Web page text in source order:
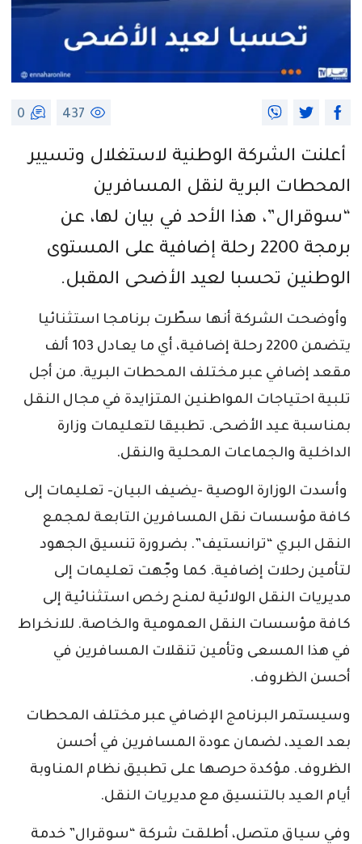
437
0
أعلنت الشركة الوطنية لاستغلال وتسيير
المحطات البرية لنقل المسافرين
“سوقرال”، هذا الأحد في بيان لها، عن
برمجة 2200 رحلة إضافية على المستوى
الوطنين تحسبا لعيد الأضحى المقبل.
وأوضحت الشركة أنها سطّرت برنامجا استثنائيا
يتضمن 2200 رحلة إضافية، أي ما يعادل 103 ألف
مقعد إضافي عبر مختلف المحطات البرية. من أجل
تلبية احتياجات المواطنين المتزايدة في مجال النقل
بمناسبة عيد الأضحى. تطبيقا لتعليمات وزارة
الداخلية والجماعات المحلية والنقل.
وأسدت الوزارة الوصية -يضيف البيان- تعليمات إلى
كافة مؤسسات نقل المسافرين التابعة لمجمع
النقل البري “ترانستيف”. بضرورة تنسيق الجهود
لتأمين رحلات إضافية. كما وجّهت تعليمات إلى
مديريات النقل الولائية لمنح رخص استثنائية إلى
كافة مؤسسات النقل العمومية والخاصة. للانخراط
في هذا المسعى وتأمين تنقلات المسافرين في
أحسن الظروف.
وسيستمر البرنامج الإضافي عبر مختلف المحطات
بعد العيد، لضمان عودة المسافرين في أحسن
الظروف. مؤكدة حرصها على تطبيق نظام المناوبة
أيام العيد بالتنسيق مع مديريات النقل.
وفي سياق متصل، أطلقت شركة “سوقرال” خدمة